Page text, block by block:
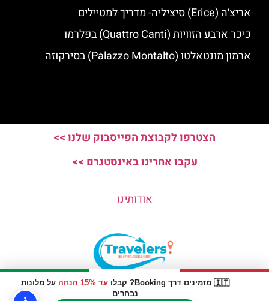
🇮🇹 מזמינים דרך Booking? קבלו עד 15% הנחה
על מלונות
נבחרים
אריצ׳ה (Erice) סיציליה- מדריך למטיילים
כיכר ארבע הזוויות (Quattro Canti) בפלרמו
ארמון מונטאלטו (Palazzo Montalto) בסירקוזה
הצטרפו לקבוצת הפייסבוק שלנו >>
עקבו אחרינו באינסטגרם >>
אודותינו
האתר הינו אתר המלצות מטיילים © כל הזכויות שמורות לסוכנות